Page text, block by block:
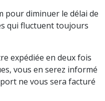
pour diminuer le délai de
qui fluctuent toujours
expédiée en deux fois
vous en serez informé
ne vous sera facturé